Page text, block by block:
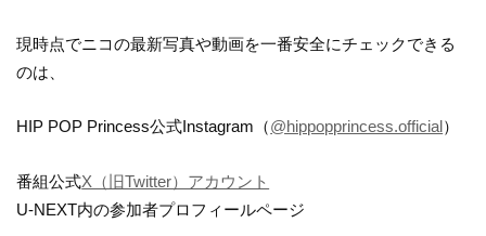
現時点でニコの最新写真や動画を一番安全にチェックできる
のは、
HIP POP Princess公式Instagram（@hippopprincess.official）
番組公式X（旧Twitter）アカウント
U-NEXT内の参加者プロフィールページ